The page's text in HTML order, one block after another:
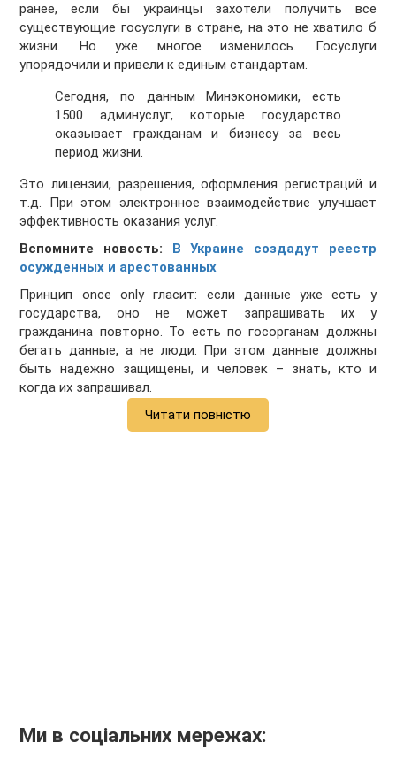
ранее, если бы украинцы захотели получить все
существующие госуслуги в стране, на это не хватило б
жизни. Но уже многое изменилось. Госуслуги
упорядочили и привели к единым стандартам.
Сегодня, по данным Минэкономики, есть
1500 админуслуг, которые государство
оказывает гражданам и бизнесу за весь
период жизни.
Это лицензии, разрешения, оформления регистраций и
т.д. При этом электронное взаимодействие улучшает
эффективность оказания услуг.
Вспомните новость: В Украине создадут реестр
осужденных и арестованных
Принцип оnce only гласит: если данные уже есть у
государства, оно не может запрашивать их у
гражданина повторно. То есть по госорганам должны
бегать данные, а не люди. При этом данные должны
быть надежно защищены, и человек – знать, кто и
когда их запрашивал.
Читати повністю
Ми в соціальних мережах: